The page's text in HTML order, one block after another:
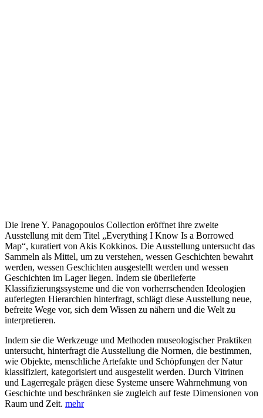
Die Irene Y. Panagopoulos Collection eröffnet ihre zweite
Ausstellung mit dem Titel „Everything I Know Is a Borrowed
Map“, kuratiert von Akis Kokkinos. Die Ausstellung untersucht das
Sammeln als Mittel, um zu verstehen, wessen Geschichten bewahrt
werden, wessen Geschichten ausgestellt werden und wessen
Geschichten im Lager liegen. Indem sie überlieferte
Klassifizierungssysteme und die von vorherrschenden Ideologien
auferlegten Hierarchien hinterfragt, schlägt diese Ausstellung neue,
befreite Wege vor, sich dem Wissen zu nähern und die Welt zu
interpretieren.
Indem sie die Werkzeuge und Methoden museologischer Praktiken
untersucht, hinterfragt die Ausstellung die Normen, die bestimmen,
wie Objekte, menschliche Artefakte und Schöpfungen der Natur
klassifiziert, kategorisiert und ausgestellt werden. Durch Vitrinen
und Lagerregale prägen diese Systeme unsere Wahrnehmung von
Geschichte und beschränken sie zugleich auf feste Dimensionen von
Raum und Zeit. mehr